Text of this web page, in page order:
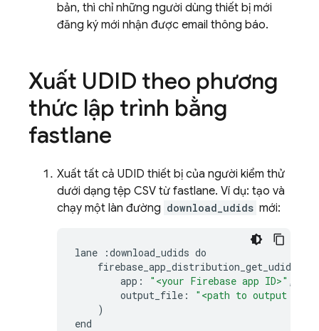
bản, thì chỉ những người dùng thiết bị mới
đăng ký mới nhận được email thông báo.
Xuất UDID theo phương
thức lập trình bằng
fastlane
Xuất tất cả UDID thiết bị của người kiểm thử
dưới dạng tệp CSV từ fastlane. Ví dụ: tạo và
chạy một làn đường download_udids mới:
lane :download_udids do
firebase_app_distribution_get_udids
app : "<your Firebase app ID>" ,
output_file :
"<path to output
)
end